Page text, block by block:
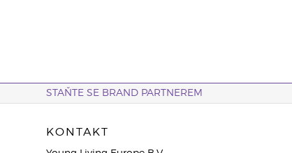
STAŇTE SE BRAND PARTNEREM
KONTAKT